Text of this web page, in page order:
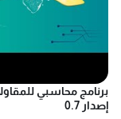
إصدار 0.7